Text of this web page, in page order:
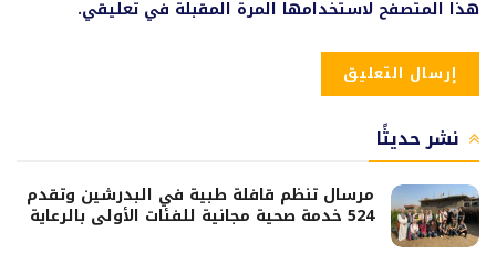
هذا المتصفح لاستخدامها المرة المقبلة في تعليقي.
نشر حديثًا
مرسال تنظم قافلة طبية في البدرشين وتقدم
524 خدمة صحية مجانية للفئات الأولى بالرعاية